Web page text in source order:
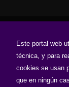
Este portal web
técnica, y para
cookies se usan
que en ningún